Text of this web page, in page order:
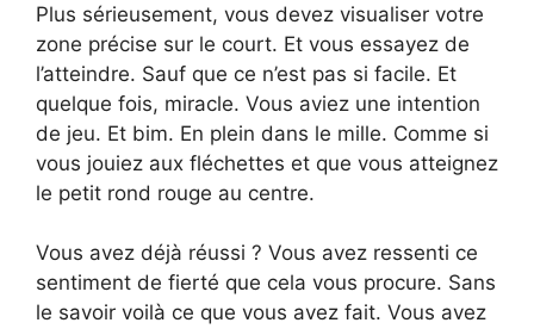
Plus sérieusement, vous devez visualiser votre
zone précise sur le court. Et vous essayez de
l’atteindre. Sauf que ce n’est pas si facile. Et
quelque fois, miracle. Vous aviez une intention
de jeu. Et bim. En plein dans le mille. Comme si
vous jouiez aux fléchettes et que vous atteignez
le petit rond rouge au centre.
Vous avez déjà réussi ? Vous avez ressenti ce
sentiment de fierté que cela vous procure. Sans
le savoir voilà ce que vous avez fait. Vous avez